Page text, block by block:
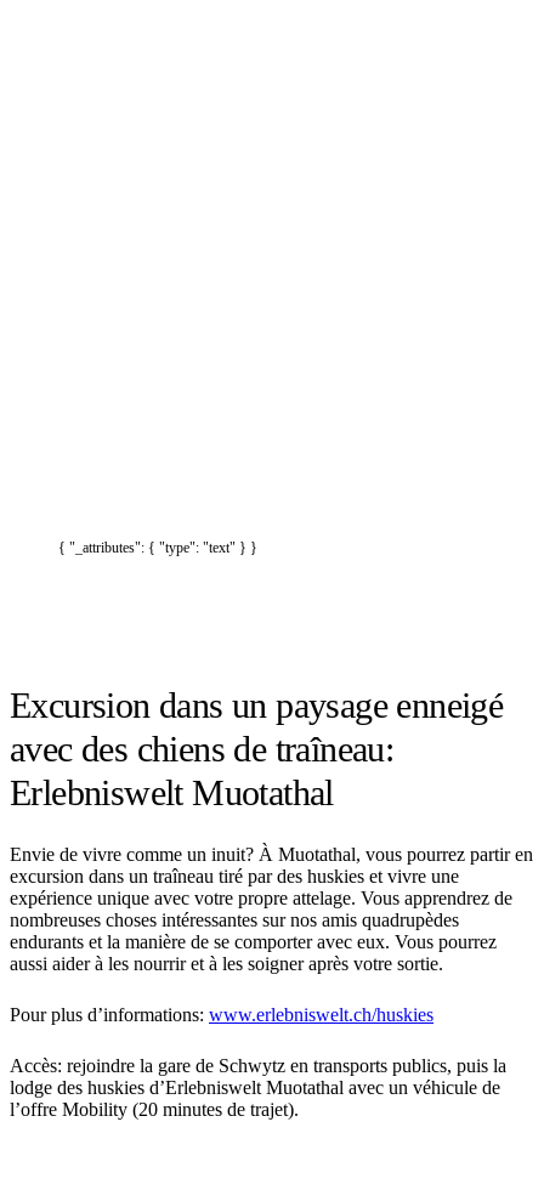
{ "_attributes": { "type": "text" } }
Excursion dans un paysage enneigé
avec des chiens de traîneau:
Erlebniswelt Muotathal
Envie de vivre comme un inuit? À Muotathal, vous pourrez partir en
excursion dans un traîneau tiré par des huskies et vivre une
expérience unique avec votre propre attelage. Vous apprendrez de
nombreuses choses intéressantes sur nos amis quadrupèdes
endurants et la manière de se comporter avec eux. Vous pourrez
aussi aider à les nourrir et à les soigner après votre sortie.
Pour plus d’informations: www.erlebniswelt.ch/huskies
Accès: rejoindre la gare de Schwytz en transports publics, puis la
lodge des huskies d’Erlebniswelt Muotathal avec un véhicule de
l’offre Mobility (20 minutes de trajet).